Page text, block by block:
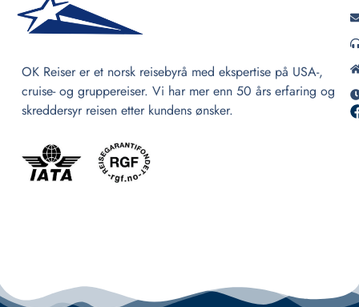
OK Reiser er et norsk reisebyrå med ekspertise på USA-,
cruise- og gruppereiser. Vi har mer enn 50 års erfaring og
skreddersyr reisen etter kundens ønsker.